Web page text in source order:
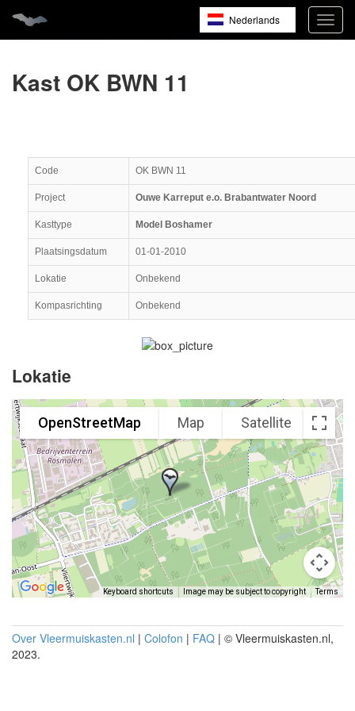
Nederlands
Kast OK BWN 11
Code OK BWN 11
Project Ouwe Karreput e.o. Brabantwater Noord
Kasttype Model Boshamer
Plaatsingsdatum 01-01-2010
Lokatie Onbekend
Kompasrichting Onbekend
Lokatie
OpenStreetMap Map Satellite
Keyboard shortcuts Image may be subject to copyright Terms
Over Vleermuiskasten.nl | Colofon | FAQ | © Vleermuiskasten.nl,
2023.